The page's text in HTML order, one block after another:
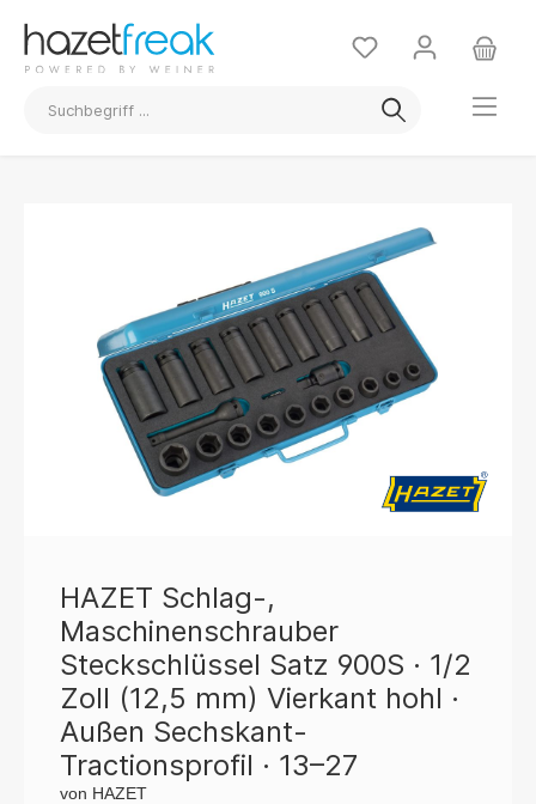
HAZET Schlag-,
Maschinenschrauber
Steckschlüssel Satz 900S · 1/2
Zoll (12,5 mm) Vierkant hohl ·
Außen Sechskant-
Tractionsprofil · 13–27
von HAZET